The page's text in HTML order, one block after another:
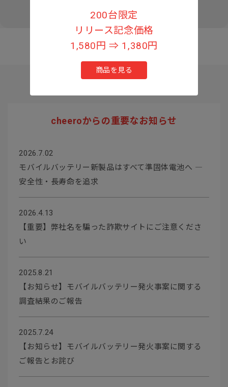
200台限定
リリース記念価格
1,580円 ⇒ 1,380円
商品を見る
cheeroからの重要なお知らせ
2026.7.02
モバイルバッテリー新製品はすべて準固体電池へ ―
安全性・長寿命を追求
2026.4.13
【重要】弊社名を騙った詐欺サイトにご注意くださ
い
2025.8.21
【お知らせ】モバイルバッテリー発火事案に関する
調査結果のご報告
2025.7.24
【お知らせ】モバイルバッテリー発火事案に関する
ご報告とお詫び